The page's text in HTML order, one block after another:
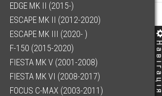
EDGE MK II (2015-)
ESCAPE MK II (2012-2020)
ESCAPE MK III (2020- )
F-150 (2015-2020)
FIESTA MK V (2001-2008)
FIESTA MK VI (2008-2017)
FOCUS C-MAX (2003-2011)